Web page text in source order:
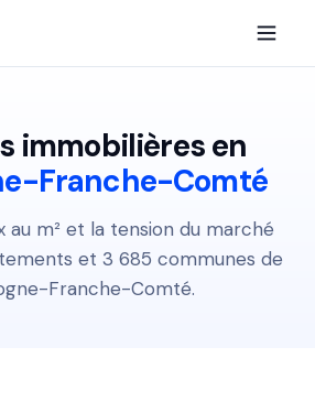
immobilières en
Franche-Comté
au m² et la tension du marché
et 3 685 communes de
Franche-Comté.